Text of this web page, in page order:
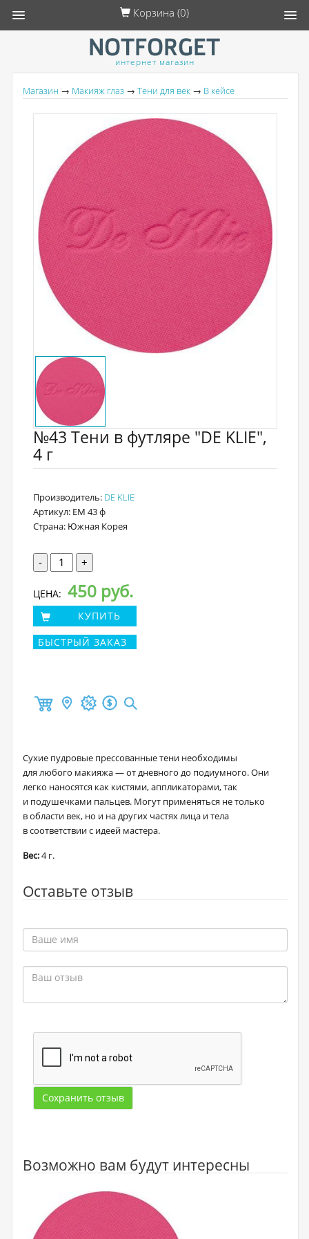
интернет магазин
Магазин → Макияж глаз → Тени для век → В кейсе
№43 Тени в футляре "DE KLIE",
4 г
Производитель: DE KLIE
Артикул: EM 43 ф
Страна: Южная Корея
- +
ЦЕНА: 450 руб.
КУПИТЬ
БЫСТРЫЙ ЗАКАЗ
Сухие пудровые прессованные тени необходимы
для любого макияжа — от дневного до подиумного. Они
легко наносятся как кистями, аппликаторами, так
и подушечками пальцев. Могут применяться не только
в области век, но и на других частях лица и тела
в соответствии с идеей мастера.
Вес:4 г.
Оставьте отзыв
Сохранить отзыв
Возможно вам будут интересны
Корзина (0)